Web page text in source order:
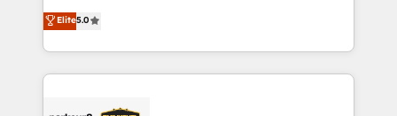
Book Process & Guidelines utilisateurs 🎓
Formations des utilisateurs
Marketing with our exclusive methodologies:
BOOMS and BOOST. Together, they form a powerful
combination that has driven success for over 800
businesses worldwide. As Elite HubSpot Partners, we
Elite5.0